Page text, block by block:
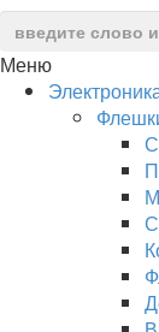
Меню